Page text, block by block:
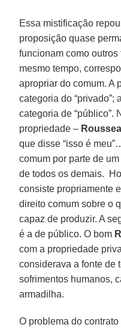
Essa mistificação
proposição quase
funcionam como
mesmo tempo,
apropriar do comum. A
categoria do “privado”;
categoria de “público”.
propriedade –
que disse “isso é
comum por parte de
de todos os demais.
consiste propriamente
direito comum sobre o
capaz de produzir. A
é a de público. O bom
com a propriedade
considerava a fonte de
sofrimentos humanos,
armadilha.
O problema do